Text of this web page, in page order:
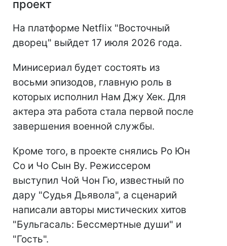
проект
На платформе Netflix "Восточный
дворец" выйдет 17 июля 2026 года.
Минисериал будет состоять из
восьми эпизодов, главную роль в
которых исполнил Нам Джу Хек. Для
актера эта работа стала первой после
завершения военной службы.
Кроме того, в проекте снялись Ро Юн
Со и Чо Сын Ву. Режиссером
выступил Чой Чон Гю, известный по
дару "Судья Дьявола", а сценарий
написали авторы мистических хитов
"Бульгасаль: Бессмертные души" и
"Гость".